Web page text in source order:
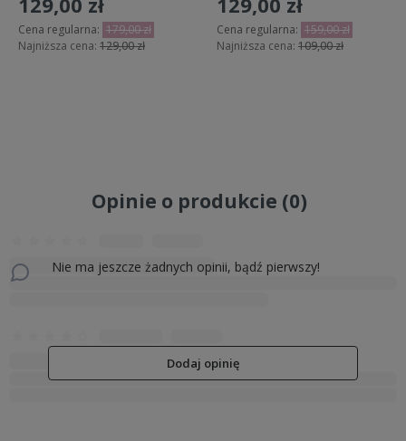
Produkt może zawierać drobne elementy (napy, guziki) – nie
pozostawiać dzieci bez nadzoru w pobliżu odzieży z luźnymi częściami.
Cena regularna: 179,00 zł
Najniższa cena: 129,00 zł
Cena regularna: 159,00 zł
Najniższa cena: 109,00 zł
Opinie o produkcie (0)
Nie ma jeszcze żadnych opinii, bądź pierwszy!
Dodaj opinię